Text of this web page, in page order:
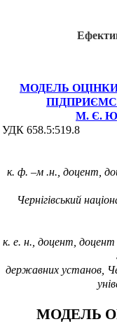
МОДЕЛЬ
М. Є.
УДК 658.5:519.8
к. ф. –м .н., доцент,
Чернігівський
к. е. н., доцент, доцент
державних установ,
МОДЕЛЬ